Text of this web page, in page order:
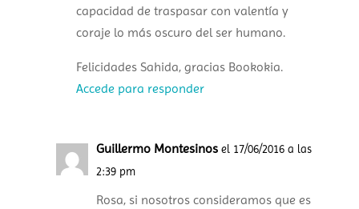
capacidad de traspasar con valentía y
coraje lo más oscuro del ser humano.
Felicidades Sahida, gracias Bookokia.
Accede para responder
Guillermo Montesinos el 17/06/2016 a las
2:39 pm
Rosa, si nosotros consideramos que es